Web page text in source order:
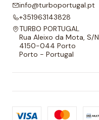
info@turboportugal.pt
+351963143828
TURBO PORTUGAL
Rua Aleixo da Mota, S/N
4150-044 Porto
Porto - Portugal